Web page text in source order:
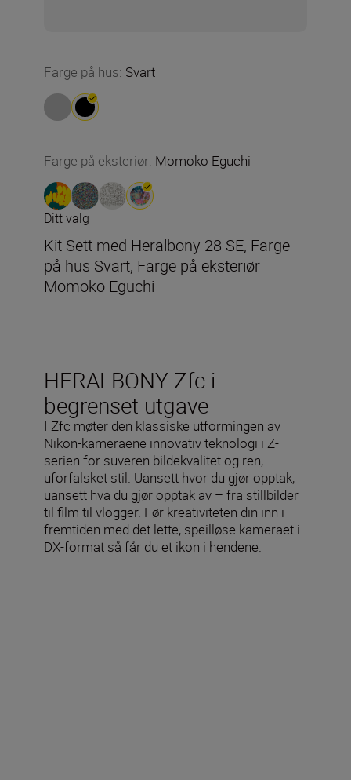
Farge på hus: Svart
Farge på eksteriør: Momoko Eguchi
Ditt valg
Kit Sett med Heralbony 28 SE, Farge
på hus Svart, Farge på eksteriør
Momoko Eguchi
HERALBONY Zfc i
begrenset utgave
I Zfc møter den klassiske utformingen av
Nikon-kameraene innovativ teknologi i Z-
serien for suveren bildekvalitet og ren,
uforfalsket stil. Uansett hvor du gjør opptak,
uansett hva du gjør opptak av – fra stillbilder
til film til vlogger. Før kreativiteten din inn i
fremtiden med det lette, speilløse kameraet i
DX-format så får du et ikon i hendene.